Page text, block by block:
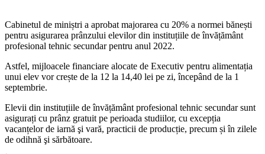
Cabinetul de miniștri a aprobat majorarea cu 20% a normei bănești
pentru asigurarea prânzului elevilor din instituțiile de învățământ
profesional tehnic secundar pentru anul 2022.
Astfel, mijloacele financiare alocate de Executiv pentru alimentația
unui elev vor crește de la 12 la 14,40 lei pe zi, începând de la 1
septembrie.
Elevii din instituțiile de învățământ profesional tehnic secundar sunt
asigurați cu prânz gratuit pe perioada studiilor, cu excepția
vacanțelor de iarnă şi vară, practicii de producție, precum și în zilele
de odihnă şi sărbătoare.